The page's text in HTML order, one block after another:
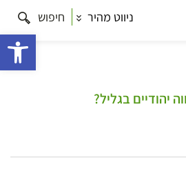
ניווט מהיר חיפוש
יהודיים בגליל?